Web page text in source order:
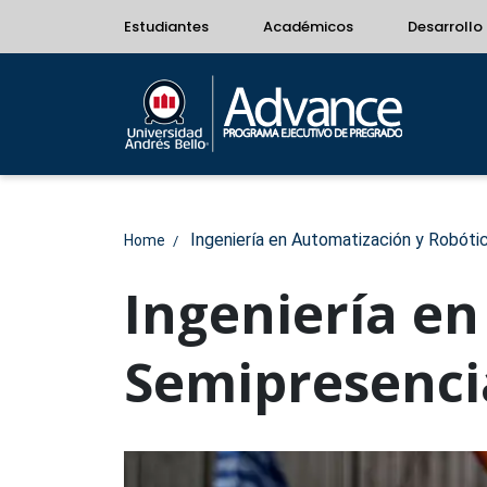
Estudiantes Académicos
Home Ingeniería en Automatización y
Ingeniería